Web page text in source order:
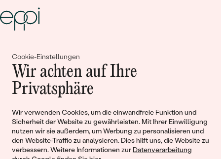
Cookie-Einstellungen
Wir achten auf Ihre
Privatsphäre
Wir verwenden Cookies, um die einwandfreie Funktion und
Sicherheit der Website zu gewährleisten. Mit Ihrer Einwilligung
nutzen wir sie außerdem, um Werbung zu personalisieren und
den Website-Traffic zu analysieren. Dies hilft uns, die Website zu
verbessern. Weitere Informationen zur Datenverarbeitung
Gemeinsam erschaffen wir
Geschichten von Schönheit und
Liebe
Begleiten Sie uns!